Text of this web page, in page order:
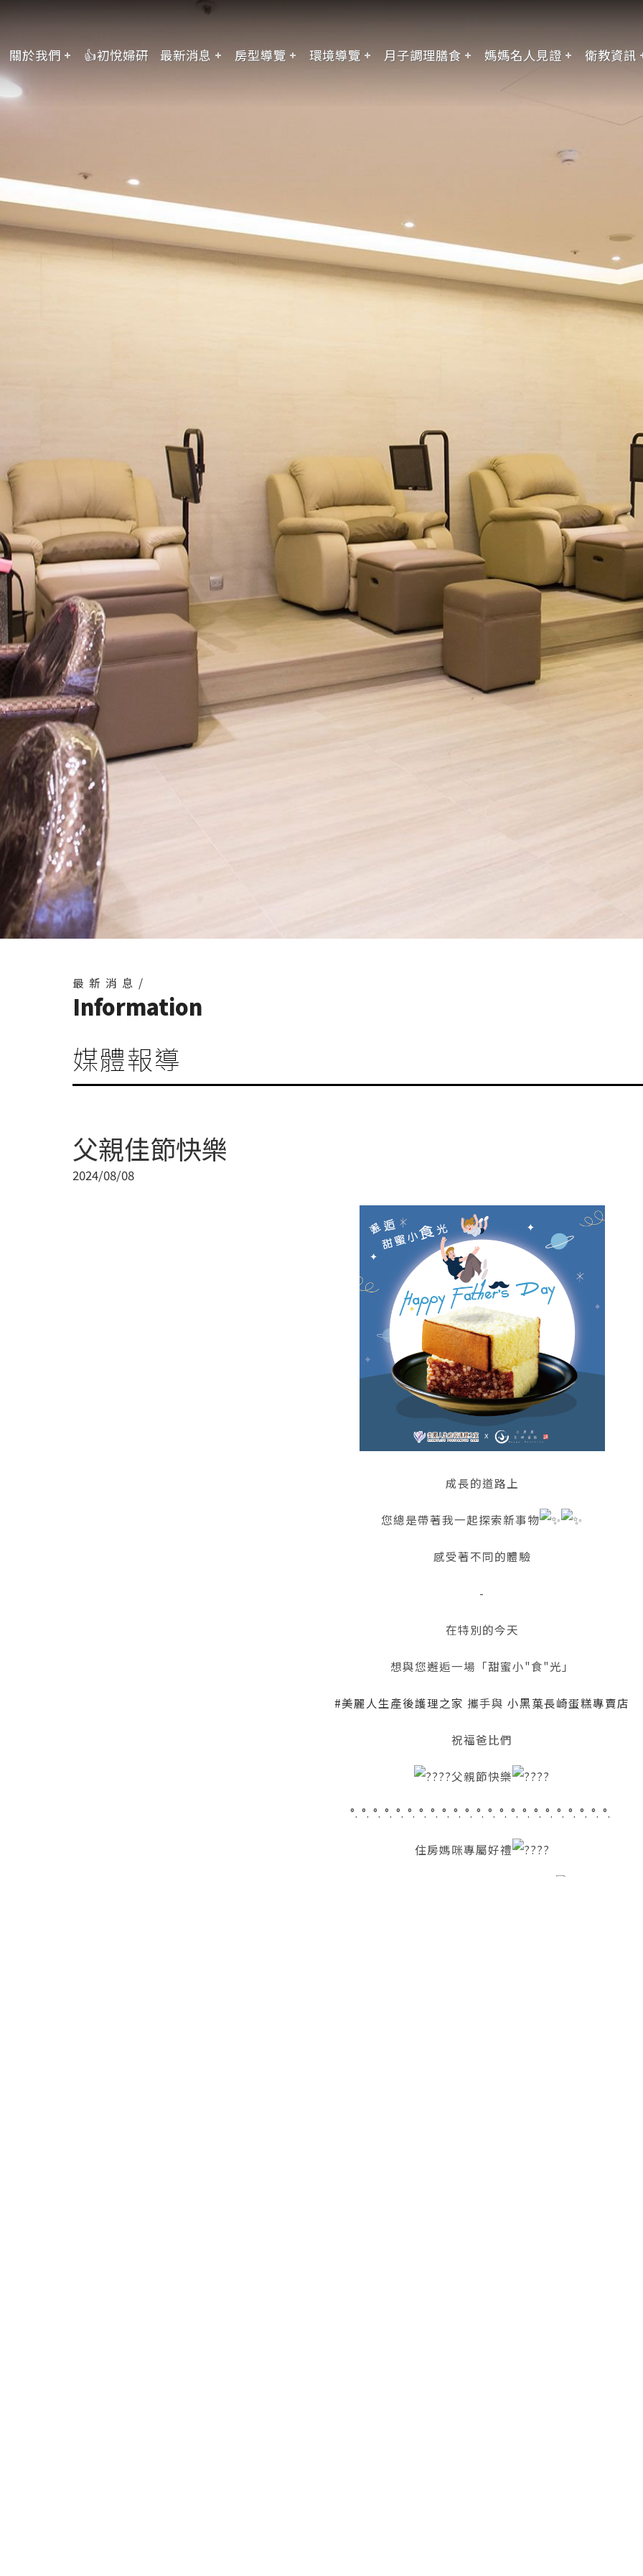
關於我們 👍初悅婦研 最新消息 房型導覽 環境導覽 月子調理膳食 媽媽名人見證 衛教資訊
最新消息/
Information
媒體報導
父親佳節快樂
2024/08/08
成長的道路上
您總是帶著我一起探索新事物
感受著不同的體驗
-
在特別的今天
想與您邂逅一場「甜蜜小"食"光」
#美麗人生產後護理之家 攜手與小黑菓長崎蛋糕專賣店
祝福爸比們
父親節快樂
°. °. °. °. °. °. °. °. °. °. °. °. °. °. °. °. °. °. °. °. °. °. °.
住房媽咪專屬好禮